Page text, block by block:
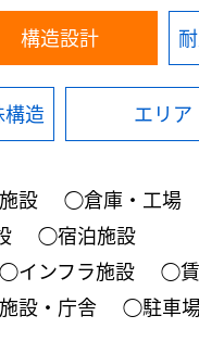
構造設計
造 エリア
設
◯倉庫・工場
◯宿泊施設
◯インフラ施設
◯賃
設・庁舎
◯駐車